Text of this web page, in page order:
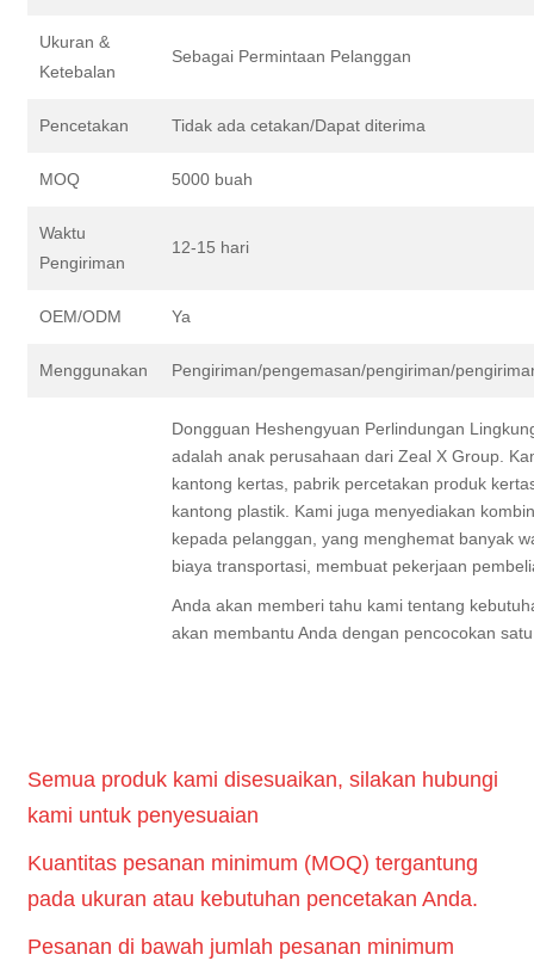
Ukuran &
Ketebalan
Sebagai Permintaan Pelanggan
Pencetakan Tidak ada cetakan/Dapat diterima
MOQ 5000 buah
Waktu
Pengiriman
12-15 hari
OEM/ODM Ya
Menggunakan Pengiriman/pengemasan/pengiriman/
Dongguan Heshengyuan Perlindungan
adalah anak perusahaan dari Zeal X Group.
kantong kertas, pabrik percetakan produk
kantong plastik. Kami juga menyediakan
kepada pelanggan, yang menghemat banyak
biaya transportasi, membuat pekerjaan
Anda akan memberi tahu kami tentang
akan membantu Anda dengan pencocokan
Semua produk kami disesuaikan, silakan hubungi
kami untuk penyesuaian
Kuantitas pesanan minimum (MOQ) tergantung
pada ukuran atau kebutuhan pencetakan Anda.
Pesanan di bawah jumlah pesanan minimum